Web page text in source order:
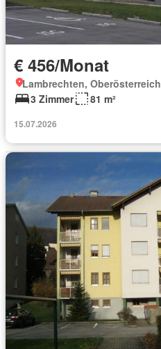
€ 456/Monat
Lambrechten, Oberösterreich
3 Zimmer
81 m²
15.07.2026